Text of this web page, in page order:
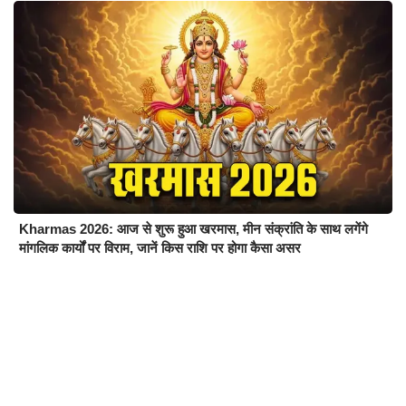
Kharmas 2026: आज से शुरू हुआ खरमास, मीन संक्रांति के साथ लगेंगे
मांगलिक कार्यों पर विराम, जानें किस राशि पर होगा कैसा असर